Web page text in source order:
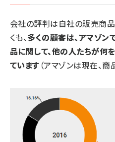
会社の評判は自社の販売商品
くも、多くの顧客は、アマゾ
品に関して、他の人たちが何
ています （アマゾンは現在、